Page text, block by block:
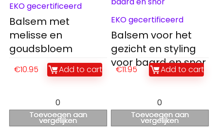
EKO gecertificeerd
Balsem met
melisse en
goudsbloem
€10.95 Add to cart
EKO gecertificeerd
Balsem voor het
gezicht en styling
voor baard en snor
€11.95 Add to cart
0
Toevoegen aan
vergelijken
0
Toevoegen aan
vergelijken